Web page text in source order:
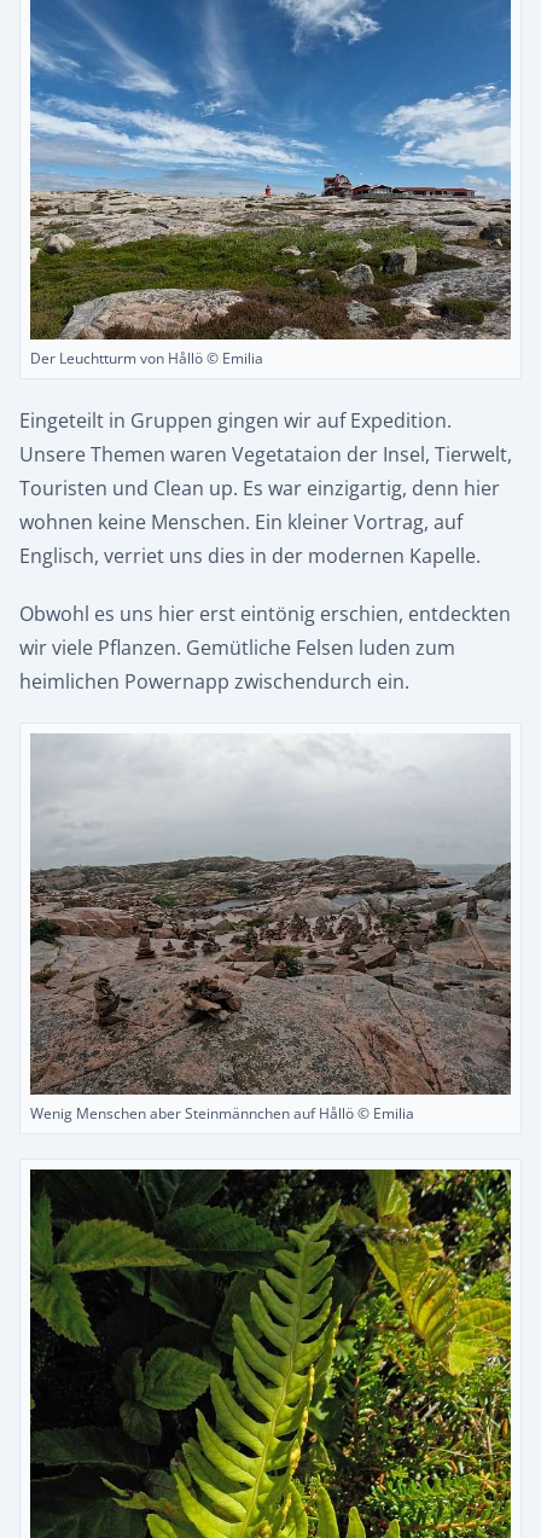
Der Leuchtturm von Hållö © Emilia
Eingeteilt in Gruppen gingen wir auf Expedition.
Unsere Themen waren Vegetataion der Insel, Tierwelt,
Touristen und Clean up. Es war einzigartig, denn hier
wohnen keine Menschen. Ein kleiner Vortrag, auf
Englisch, verriet uns dies in der modernen Kapelle.
Obwohl es uns hier erst eintönig erschien, entdeckten
wir viele Pflanzen. Gemütliche Felsen luden zum
heimlichen Powernapp zwischendurch ein.
Wenig Menschen aber Steinmännchen auf Hållö © Emilia